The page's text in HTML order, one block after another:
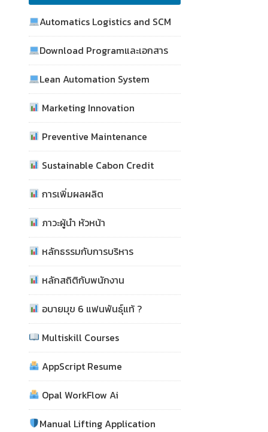
Automatics Logistics and SCM
Download Programและเอกสาร
Lean Automation System
Marketing Innovation
Preventive Maintenance
Sustainable Cabon Credit
การเพิ่มผลผลิต
ภาวะผู้นำ หัวหน้า
หลักธรรมกับการบริหาร
หลักสถิติกับพนักงาน
อบายมุข 6 แฟนพันธุ์แท้ ?
Multiskill Courses
AppScript Resume
Opal WorkFlow Ai
Manual Lifting Application